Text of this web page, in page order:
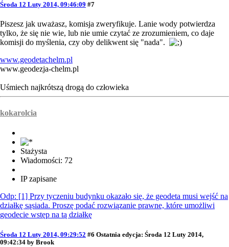
Środa 12 Luty 2014, 09:46:09 #7
Piszesz jak uważasz, komisja zweryfikuje. Lanie wody potwierdza
tylko, że się nie wie, lub nie umie czytać ze zrozumieniem, co daje
komisji do myślenia, czy oby delikwent się "nada".
www.geodetachelm.pl
www.geodezja-chelm.pl
Uśmiech najkrótszą drogą do człowieka
kokarolcia
Stażysta
Wiadomości: 72
IP zapisane
Odp: [1] Przy tyczeniu budynku okazało się, że geodeta musi wejść na
działkę sąsiada. Proszę podać rozwiązanie prawne, które umożliwi
geodecie wstęp na tą działkę
Środa 12 Luty 2014, 09:29:52 #6 Ostatnia edycja: Środa 12 Luty 2014,
09:42:34 by Brook